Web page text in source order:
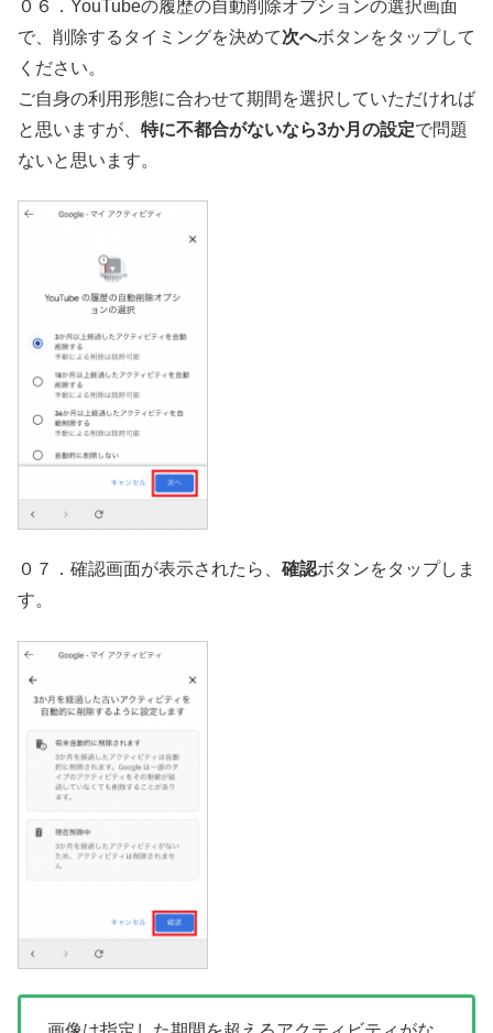
０６．YouTubeの履歴の自動削除オプションの選択画面
で、削除するタイミングを決めて次へボタンをタップして
ください。
ご自身の利用形態に合わせて期間を選択していただければ
と思いますが、 特に不都合がないなら3か月の設定で問題
ないと思います。
０７．確認画面が表示されたら、 確認ボタンをタップしま
す。